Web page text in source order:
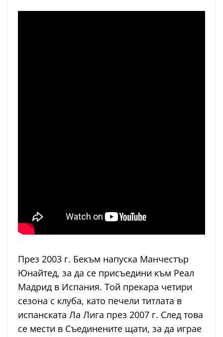
През 2003 г. Бекъм напуска Манчестър
Юнайтед, за да се присъедини към Реал
Мадрид в Испания. Той прекара четири
сезона с клуба, като печели титлата в
испанската Ла Лига през 2007 г. След това
се мести в Съединените щати, за да играе